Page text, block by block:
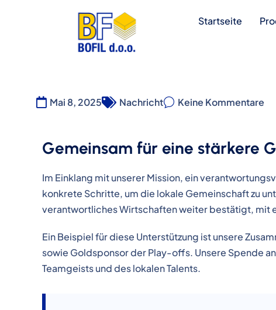
Startseite
Mai 8, 2025 Nachricht Keine Kommentare
Gemeinsam für eine stärkere
Im Einklang mit unserer Mission, ein
konkrete Schritte, um die lokale Gemeinschaft zu
verantwortliches Wirtschaften weiter bestätigt, mit
Ein Beispiel für diese Unterstützung ist unsere
sowie Goldsponsor der Play-offs. Unsere Spende
Teamgeists und des lokalen Talents.